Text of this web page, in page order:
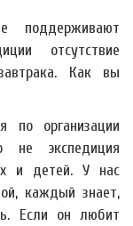
поддерживают
отсутствие
Как вы
организации
экспедиция
и детей. У нас
каждый знает,
Если он любит